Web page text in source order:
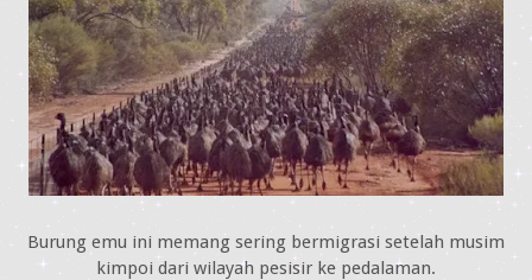
Burung emu ini memang sering bermigrasi setelah musim
kimpoi dari wilayah pesisir ke pedalaman.